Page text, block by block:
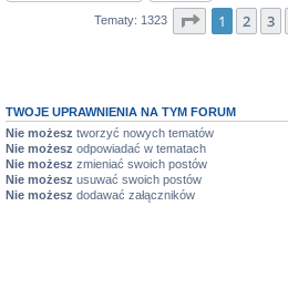
Tematy: 1323 Strona1 z45
1 2 3
TWOJE UPRAWNIENIA NA TYM FORUM
Nie możesz tworzyć nowych tematów
Nie możesz odpowiadać w tematach
Nie możesz zmieniać swoich postów
Nie możesz usuwać swoich postów
Nie możesz dodawać załączników